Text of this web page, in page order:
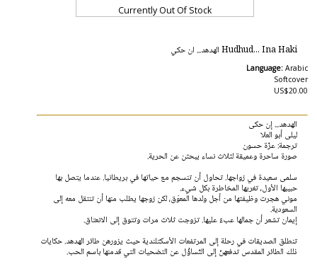
Currently Out Of Stock
Hudhud... Ina Haki الهدهد... ان حكي
Language: Arabic
Softcover
US$20.00
الهدهد... إن حكى
ليلى أبو العلا
ترجمة: عزّة حسون
صورة ساحرة وعميقة لثلاث نساء يبحثن عن الحرية.
سلمى سعيدة في زواجها. تحاول أن تنسجم مع حياتها في بريطانيا. عندما يتصل بها
حبيبها الأول، تغريها المخاطرة بكل شيء.
موني هجرت وظيفتها من أجل ولدها المعوَق، لكن زوجها يطلب منها أن تنتقل معه إلى
السعودية.
إيمان تشعر أن جمالها عبءٌ عليها. تزوجت ثلاث مرات وتتوق إلى الانعتاق.
تنطلق الصديقات في رحلة إلى المرتفعات الأسكتلندية حيث يزورهن طائر الهدهد. حكايات
ذلك الطائر المقدس تدفعهنّ إلى التّساؤُل عن التضحيات التي قدمنها باسم الحب.